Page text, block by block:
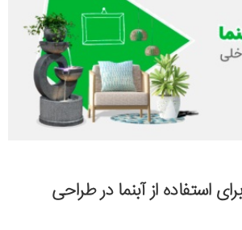
استفاده از آبنما در طراحی